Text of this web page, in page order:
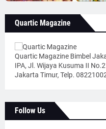
Quartic Magazine
Quartic Magazine Bimbel
IPA, Jl. Wijaya Kusuma II
Jakarta Timur, Telp.
Follow Us